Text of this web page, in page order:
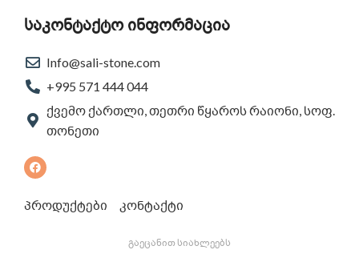
საკონტაქტო ინფორმაცია
Info@sali-stone.com
+995 571 444 044
ქვემო ქართლი, თეთრი წყაროს რაიონი, სოფ.
თონეთი
პროდუქტები კონტაქტი
გაეცანით სიახლეებს